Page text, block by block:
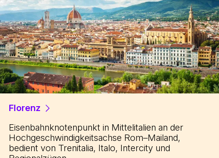
Florenz
Eisenbahnknotenpunkt in Mittelitalien an der
Hochgeschwindigkeitsachse Rom–Mailand,
bedient von Trenitalia, Italo, Intercity und